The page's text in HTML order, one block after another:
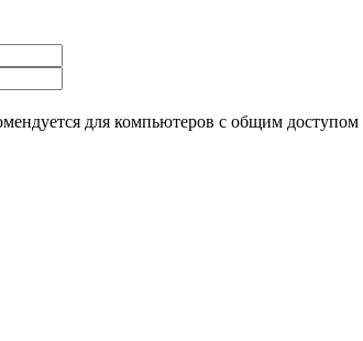
для компьютеров с общим доступом